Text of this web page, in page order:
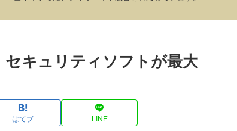
キュリティソフトが最大
はてブ LINE